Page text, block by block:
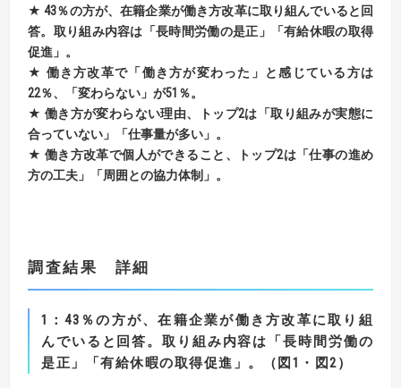
★43％の方が、在籍企業が働き方改革に取り組んでいると回
答。 取り組み内容は「長時間労働の是正」「有給休暇の取得
促進」。
★ 働き方改革で「働き方が変わった」と感じている方は
22％、「変わらない」が51 ％。
★ 働き方が変わらない理由、トップ2は「取り組みが実態に
合っていない」「仕事量が多い」。
★ 働き方改革で個人ができること、トップ2は 「仕事の進め
方の工夫」「周囲との協力体制」。
調査結果 詳細
1 ：43 ％の方が、在籍企業が働き方改革に取り組
んでいると回答。取り組み内容は「長時間労働の
是正」「有給休暇の取得促進」。（ 図 1 ・図2）